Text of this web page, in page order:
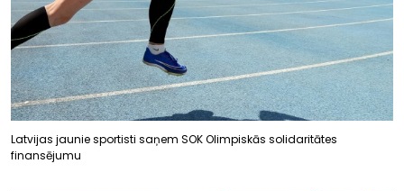
Latvijas jaunie sportisti saņem SOK Olimpiskās solidaritātes
finansējumu